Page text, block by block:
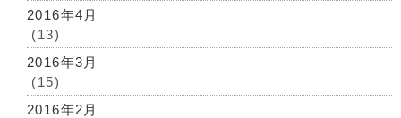
2016年4月
(13)
2016年3月
(15)
2016年2月